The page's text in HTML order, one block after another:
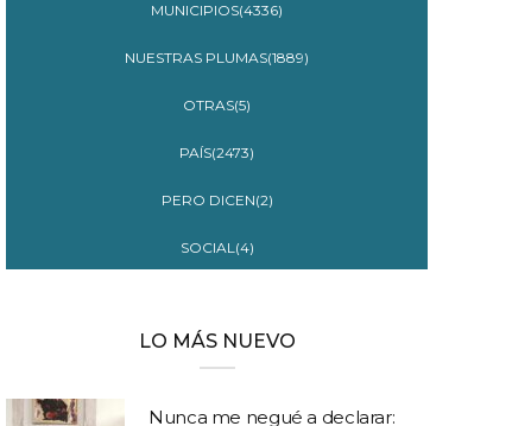
MUNICIPIOS(4336)
NUESTRAS PLUMAS(1889)
OTRAS(5)
PAÍS(2473)
PERO DICEN(2)
SOCIAL(4)
LO MÁS NUEVO
Nunca me negué a declarar: